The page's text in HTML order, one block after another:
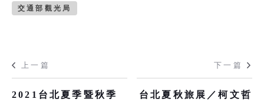
交通部觀光局
上一篇
2021台北夏季暨秋季
下一篇
台北夏秋旅展／柯文哲